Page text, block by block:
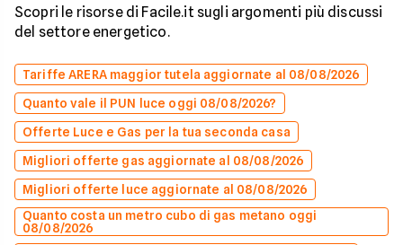
Scopri le risorse di Facile.it sugli argomenti più discussi
del settore energetico.
Tariffe ARERA maggior tutela aggiornate al 08/08/2026
Quanto vale il PUN luce oggi 08/08/2026?
Offerte Luce e Gas per la tua seconda casa
Migliori offerte gas aggiornate al 08/08/2026
Migliori offerte luce aggiornate al 08/08/2026
Quanto costa un metro cubo di gas metano oggi
08/08/2026